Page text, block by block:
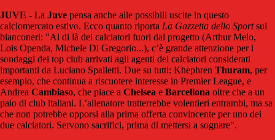
JUVE - La Juve pensa anche alle possibili uscite in questo
calciomercato estivo. Ecco quanto riporta La Gazzetta dello Sportsui
bianconeri: "Al di là dei calciatori fuori dal progetto (Arthur Melo,
Lois Openda, Michele Di Gregorio...), c’è grande attenzione per i
sondaggi dei top club arrivati agli agenti dei calciatori considerati
importanti da Luciano Spalletti. Due su tutti: Khephren Thuram, per
esempio, che continua a riscuotere interesse in Premier League, e
Andrea Cambiaso, che piace a Chelsea e Barcellona oltre che a un
paio di club italiani. L’allenatore tratterrebbe volentieri entrambi, ma sa
che non potrebbe opporsi alla prima offerta convincente per uno dei
due calciatori. Servono sacrifici, prima di mettersi a sognare".